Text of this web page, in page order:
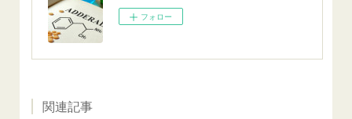
フォロー
関連記事